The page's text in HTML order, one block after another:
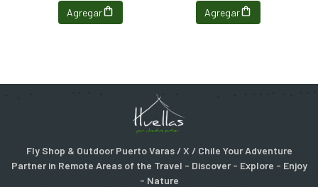
Agregar Agregar
Fly Shop & Outdoor Puerto Varas / X / Chile Your Adventure
Partner in Remote Areas of the Travel - Discover - Explore - Enjoy
- Nature